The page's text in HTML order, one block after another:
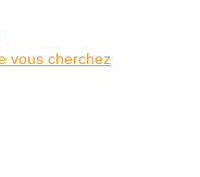
vous cherchez